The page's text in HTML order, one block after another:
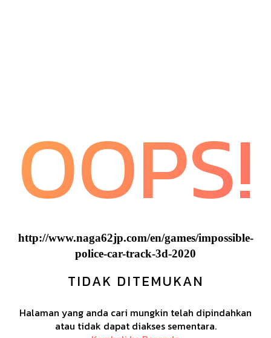
OOPS!
http://www.naga62jp.com/en/games/impossible-
police-car-track-3d-2020
TIDAK DITEMUKAN
Halaman yang anda cari mungkin telah dipindahkan
atau tidak dapat diakses sementara.